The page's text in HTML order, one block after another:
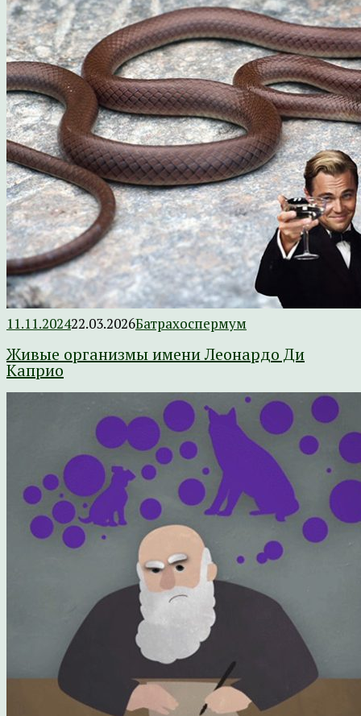
11.11.202422.03.2026Батрахоспермум
Живые организмы имени Леонардо Ди
Каприо